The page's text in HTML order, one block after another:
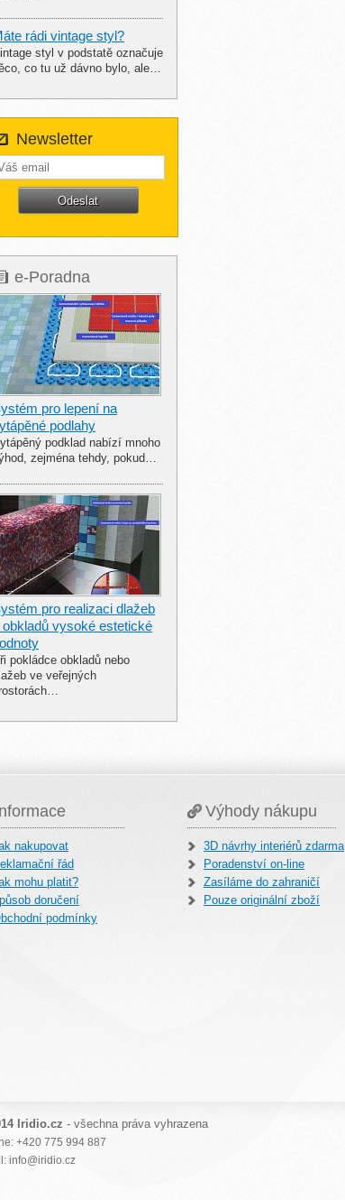
rádi vintage styl?
styl v podstatě označuje
co tu už dávno bylo, ale…
Newsletter
e-Poradna
pro lepení na
podlahy
podklad nabízí mnoho
zejména tehdy, pokud…
pro realizaci dlažeb
obkladů vysoké estetické
pokládce obkladů nebo
ve veřejných
nakupovat
řád
mohu platit?
doručení
podmínky
Výhody nákupu
3D návrhy interiérů zdarma
Poradenství on-line
Zasíláme do zahraničí
Pouze originální zboží
Iridio.cz - všechna práva vyhrazena
+420 775 994 887
info@iridio.cz